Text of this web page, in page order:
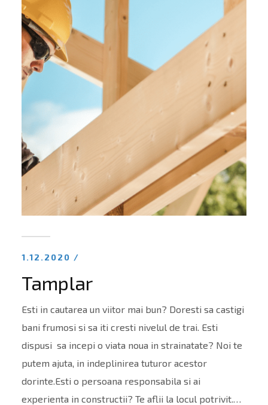
1.12.2020 /
Tamplar
Esti in cautarea un viitor mai bun? Doresti sa castigi
bani frumosi si sa iti cresti nivelul de trai. Esti
dispusi sa incepi o viata noua in strainatate? Noi te
putem ajuta, in indeplinirea tuturor acestor
dorinte.Esti o persoana responsabila si ai
experienta in constructii? Te aflii la locul potrivit.…